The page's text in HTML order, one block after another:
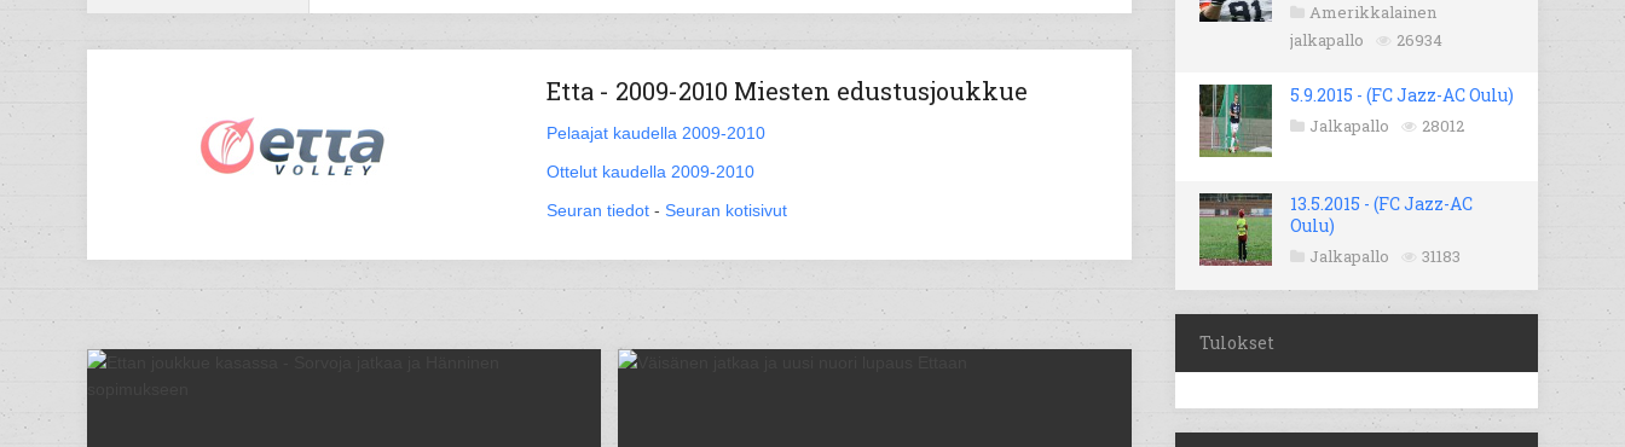
Etta - 2009-2010 Miesten edustusjoukkue
Pelaajat kaudella 2009-2010
Ottelut kaudella 2009-2010
Seuran tiedot - Seuran kotisivut
Amerikkalainen
jalkapallo
26934
5.9.2015 - (FC Jazz-AC Oulu)
Jalkapallo 28012
13.5.2015 - (FC Jazz-AC
Oulu)
Jalkapallo 31183
Tulokset